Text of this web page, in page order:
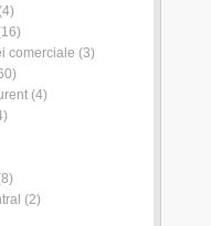
comerciale (3)
(4)
(2)